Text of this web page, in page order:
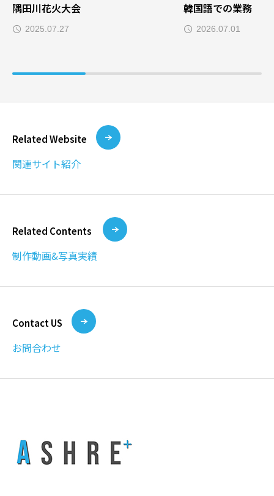
隅田川花火大会
2025.07.27
韓国語での業務
2026.07.01
Related Website
関連サイト紹介
Related Contents
制作動画&写真実績
Contact US
お問合わせ